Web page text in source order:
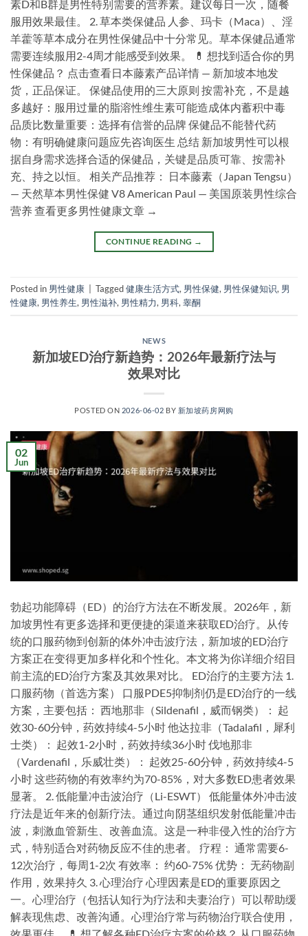
素D和B群是男性特别需要的营养素。建议每日一次，随餐
服用效果最佳。 2. 草本类保健品 人参、玛卡（Maca）、淫
羊藿等草本成分在男性保健品中十分常见。草本保健品通常
需要连续服用2-4周才能感受到效果。 💊 想找到适合你的男
性保健品？ 点击查看日本藤素产品详情 — 新加坡本地发
货，正品保证。 保健品使用的三大原则 按需补充，不是越
多越好：服用过量的脂溶性维生素可能造成体内蓄积中毒
品质比数量重要：选择有信誉的品牌 保健品不能替代药
物：有明确健康问题应先咨询医生 总结 新加坡男性可以根
据自身需求选择合适的保健品，关键是品质可靠、按需补
充、持之以恒。 相关产品推荐： 日本藤素（Japan Tengsu）
— 天然草本男性保健 V8 American Paul — 美国原装男性综合
营养 查看更多男性健康文章 →
CONTINUE READING →
Posted in 男性健康 Tagged健康生活方式, 男性保健, 男性保健知识, 男
性健康, 男性养生, 男性滋补, 男性精力, 男科,睾酮
NEWS
新加坡ED治疗新趋势：2026年最新疗法与
效果对比
POSTED ON 2026-06-02 BY 新加坡药房网购
02
Jun
勃起功能障碍（ED）的治疗方法在不断发展。2026年，新
加坡男性有更多选择和更便捷的渠道来获取ED治疗。从传
统的口服药物到创新的体外冲击波疗法，新加坡的ED治疗
方案正在变得更加多样化和个性化。本文将为你详细介绍目
前主流的ED治疗方案及其效果对比。 ED治疗的主要方法 1.
口服药物（首选方案） 口服PDE5抑制剂仍是ED治疗的一线
方案，主要包括： 西地那非（Sildenafil，威而钢类）： 起
效30-60分钟，药效持续4-5小时 他达拉非（Tadalafil，犀利
士类）： 起效1-2小时，药效持续36小时 伐地那非
（Vardenafil，乐威壮类）： 起效25-60分钟，药效持续4-5
小时 这些药物的有效率约为70-85%，对大多数ED患者效果
显著。 2. 低能量冲击波治疗（Li-ESWT） 低能量体外冲击波
疗法是近年来的创新疗法。通过向阴茎组织发射低能量冲击
波，刺激血管新生、改善血流。这是一种非侵入性的治疗方
式，特别适合对药物反应不佳的患者。 疗程： 通常需要6-
12次治疗，每周1-2次 有效率： 约60-75% 优势： 无药物副
作用，效果持久 3. 心理治疗 心理因素是ED的重要原因之
一。心理治疗（包括认知行为疗法和夫妻治疗）可以帮助缓
解表现焦虑、改善沟通。心理治疗常与药物治疗联合使用，